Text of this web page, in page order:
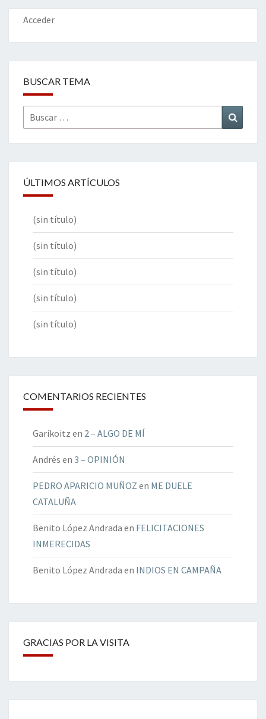
Acceder
BUSCAR TEMA
Buscar
por:
ÚLTIMOS ARTÍCULOS
(sin título)
(sin título)
(sin título)
(sin título)
(sin título)
COMENTARIOS RECIENTES
Garikoitz en 2 – ALGO DE MÍ
Andrés en 3 – OPINIÓN
PEDRO APARICIO MUÑOZ en ME DUELE
CATALUÑA
Benito López Andrada en FELICITACIONES
INMERECIDAS
Benito López Andrada en INDIOS EN CAMPAÑA
GRACIAS POR LA VISITA